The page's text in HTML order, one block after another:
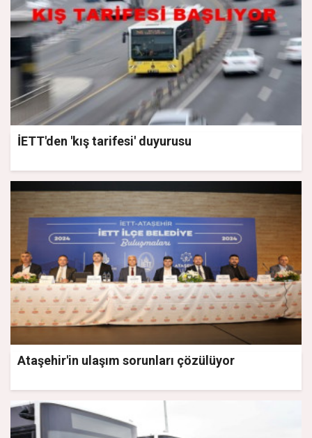
İETT'den 'kış tarifesi' duyurusu
Ataşehir'in ulaşım sorunları çözülüyor